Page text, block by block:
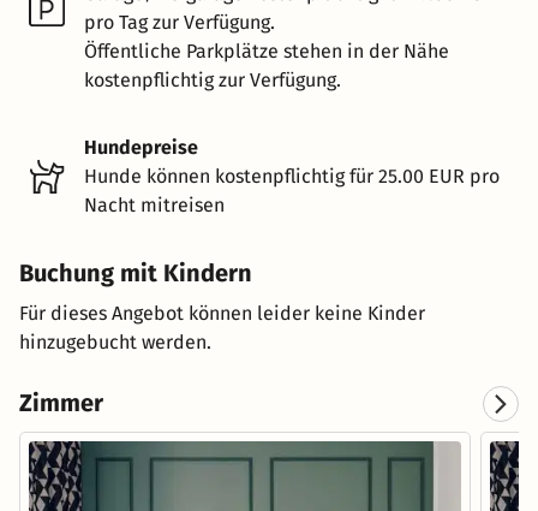
pro Tag zur Verfügung.
Öffentliche Parkplätze stehen in der Nähe
kostenpflichtig zur Verfügung.
Hundepreise
Hunde können kostenpflichtig für 25.00 EUR pro
Nacht mitreisen
Buchung mit Kindern
Für dieses Angebot können leider keine Kinder
hinzugebucht werden.
Zimmer